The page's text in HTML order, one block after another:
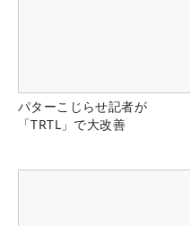
パターこじらせ記者が
「TRTL」で大改善